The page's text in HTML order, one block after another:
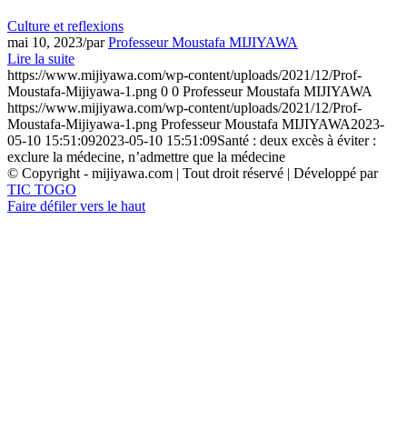
Culture et reflexions
mai 10, 2023/parProfesseur Moustafa MIJIYAWA
Lire la suite
https://www.mijiyawa.com/wp-content/uploads/2021/12/Prof-
Moustafa-Mijiyawa-1.png 0 0 Professeur Moustafa MIJIYAWA
https://www.mijiyawa.com/wp-content/uploads/2021/12/Prof-
Moustafa-Mijiyawa-1.png Professeur Moustafa MIJIYAWA2023-
05-10 15:51:092023-05-10 15:51:09Santé : deux excès à éviter :
exclure la médecine, n’admettre que la médecine
© Copyright - mijiyawa.com | Tout droit réservé | Développé par
TIC TOGO
Faire défiler vers le haut